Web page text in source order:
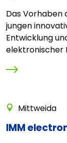
Das Vorhaben
jungen
Entwicklung
elektronischer
Mittweida
IMM